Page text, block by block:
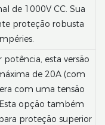
de 1000V CC. Sua
proteção robusta
potência, esta versão
de 20A (com
com uma tensão
opção também
proteção superior